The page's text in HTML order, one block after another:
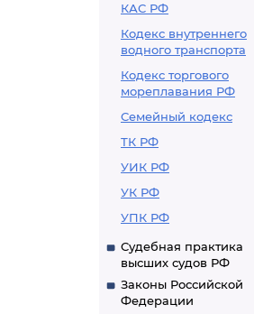
КАС РФ
Кодекс внутреннего
водного транспорта
Кодекс торгового
мореплавания РФ
Семейный кодекс
ТК РФ
УИК РФ
УК РФ
УПК РФ
Судебная практика
высших судов РФ
Законы Российской
Федерации